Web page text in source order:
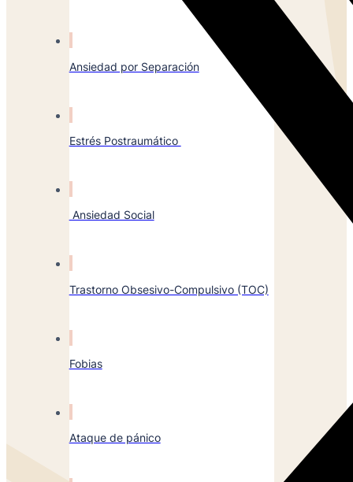
Ansiedad por Separación
Estrés Postraumático
Ansiedad Social
Trastorno Obsesivo-Compulsivo (TOC)
Fobias
Ataque de pánico